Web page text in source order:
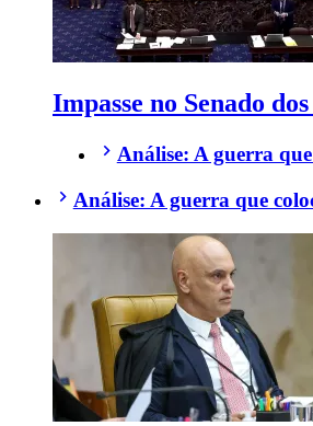
Impasse no Senado
Análise: A guerra
Análise: A guerra que